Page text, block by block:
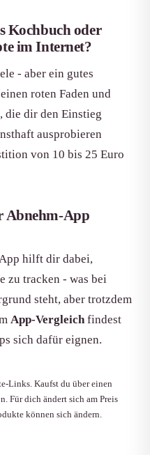
Kochbuch oder
im Internet?
- aber ein gutes
roten Faden und
die dir den Einstieg
ausprobieren
von 10 bis 25 Euro
Abnehm-App
hilft dir dabei,
zu tracken - was bei
steht, aber trotzdem
App-Vergleichfindest
sich dafür eignen.
Links. Kaufst du über einen
Für dich ändert sich am Preis
können sich ändern.